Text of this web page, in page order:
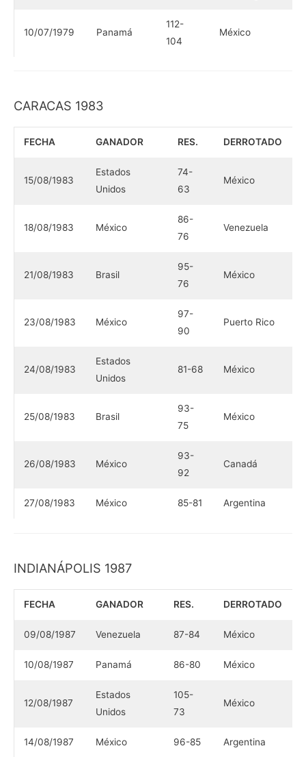
10/07/1979 Panamá
112-
104
México
CARACAS 1983
FECHA GANADOR RES. DERROTADO
15/08/1983
Estados
Unidos
74-
63
México
18/08/1983 México
86-
76
Venezuela
21/08/1983 Brasil
95-
76
México
23/08/1983 México
97-
90
Puerto Rico
24/08/1983
Estados
Unidos
81-68 México
25/08/1983 Brasil
93-
75
México
26/08/1983 México
93-
92
Canadá
27/08/1983 México 85-81 Argentina
INDIANÁPOLIS 1987
FECHA GANADOR RES. DERROTADO
09/08/1987 Venezuela 87-84 México
10/08/1987 Panamá 86-80 México
12/08/1987
Estados
Unidos
105-
73
México
14/08/1987 México 96-85 Argentina